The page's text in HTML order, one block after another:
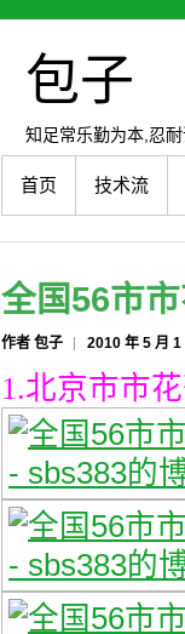
包子
知足常乐勤为本,忍耐
首页 技术流
全国56市
作者 包子 2010 年 5 月 1
1.北京市市